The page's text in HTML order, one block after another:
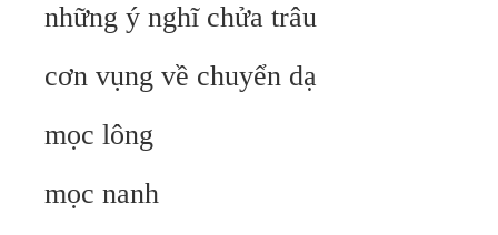
những ý nghĩ chửa trâu
cơn vụng về chuyển dạ
mọc lông
mọc nanh